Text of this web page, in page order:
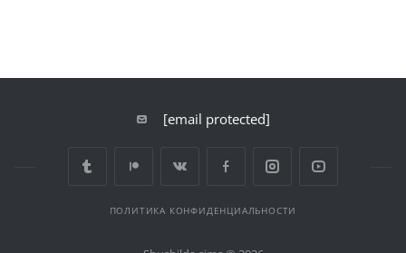
[email protected]
ПОЛИТИКА КОНФИДЕНЦИАЛЬНОСТИ